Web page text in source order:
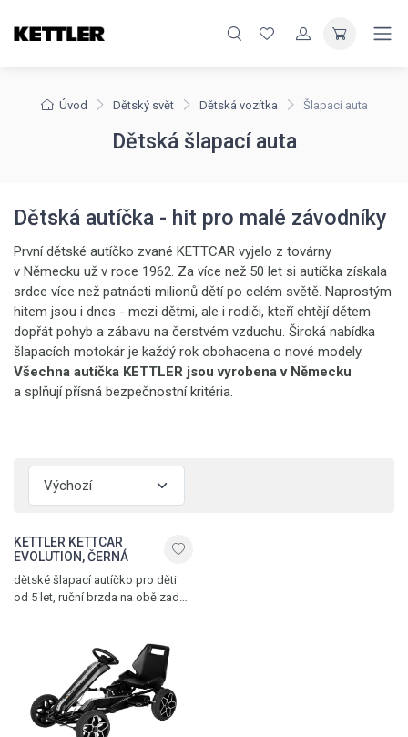
Úvod Dětský svět Dětská vozítka Šlapací auta
Dětská šlapací auta
Dětská autíčka - hit pro malé závodníky
První dětské autíčko zvané KETTCAR vyjelo z továrny
v Německu už v roce 1962. Za více než 50 let si autíčka získala
srdce více než patnácti milionů dětí po celém světě. Naprostým
hitem jsou i dnes - mezi dětmi, ale i rodiči, kteří chtějí dětem
dopřát pohyb a zábavu na čerstvém vzduchu. Široká nabídka
šlapacích motokár je každý rok obohacena o nové modely.
Všechna autíčka KETTLER jsou vyrobena v Německu
a splňují přísná bezpečnostní kritéria.
KETTLER KETTCAR
EVOLUTION, ČERNÁ
dětské šlapací autíčko pro děti
od 5 let, ruční brzda na obě zadní
max. nosnost 60 kg, hmotnost 18